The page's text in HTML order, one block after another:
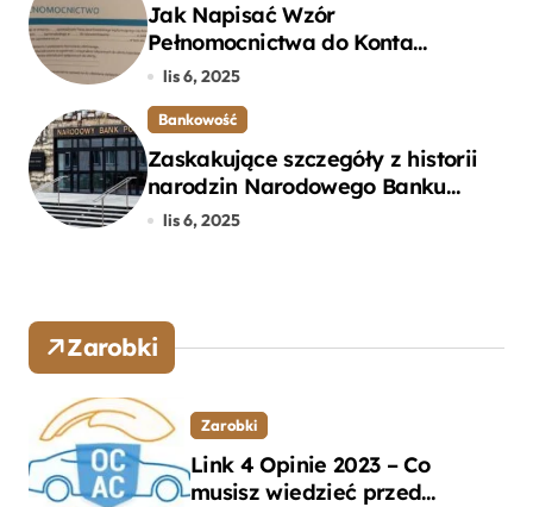
Jak Napisać Wzór
Pełnomocnictwa do Konta
Bankowego – Praktyczny
lis 6, 2025
Bankowość
Zaskakujące szczegóły z historii
narodzin Narodowego Banku
Polskiego, o których mogłeś nie
lis 6, 2025
Zarobki
Zarobki
Link 4 Opinie 2023 – Co
musisz wiedzieć przed